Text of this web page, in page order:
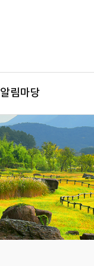
알림마당
공지사항
센터소식
현장소식
모양부리
언론보도